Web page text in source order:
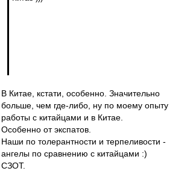
В Китае, кстати, особенно. Значительно
больше, чем где-либо, ну по моему опыту
работы с китайцами и в Китае.
Особенно от экспатов.
Наши по толерантности и терпеливости -
ангелы по сравнению с китайцами :)
СЗОТ.